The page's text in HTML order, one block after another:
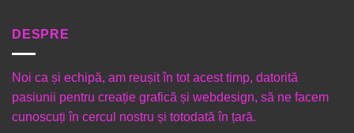
DESPRE
Noi ca și echipă, am reușit în tot acest timp, datorită
pasiunii pentru creație grafică și webdesign, să ne facem
cunoscuți în cercul nostru și totodată în țară.